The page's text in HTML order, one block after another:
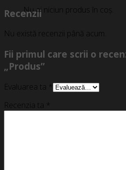
Nu ai niciun produs în coș.
Recenzii
Nu există recenzii până acum.
Fii primul care scrii o
„Produs”
Evaluarea ta *
Recenzia ta *